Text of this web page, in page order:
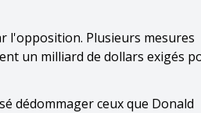
l'opposition. Plusieurs mesures
un milliard de dollars exigés
dédommager ceux que Donald